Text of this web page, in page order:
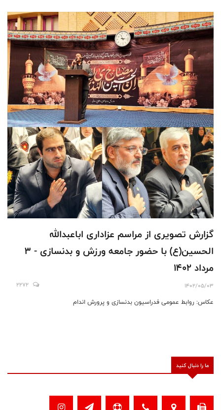
گزارش تصویری از مراسم عزاداری اباعبدالله
الحسین(ع) با حضور جامعه ورزش و بدنسازی - 3
مرداد 1402
1402/05/03
2272
عکاس: روابط عمومی فدراسیون بدنسازی و پرورش اندام
ما را دنبال کنید